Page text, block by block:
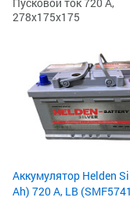
278x175x175
Аккумулятор Helden
Ah) 720 А, LB